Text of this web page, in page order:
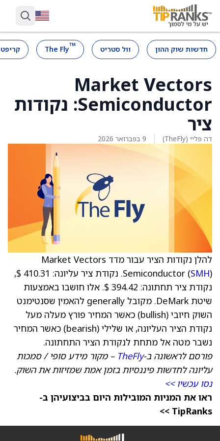
חדשות שוק ההון וול סטריט ™
The Fly
Market Vectors
Semiconductor: נקודות
ציר
דה פליי (TheFly) 9 בפברואר 2026
להלן נקודות הציר עבור מדד Market Vectors
Semiconductor (SMH
). נקודת ציר עליונה: 410.31 $,
נקודת ציר תחתונה: 394.42 $. אלו חושבו באמצעות
שיטת DeMark. מקובל generally להאמין שסנטימנט
השוק חיובי (bullish) כאשר המחיר פורץ מעלה מעל
נקודת הציר העליונה, או שלילי (bearish) כאשר המחיר
נשבר מטה אל מתחת לנקודת הציר התחתונה.
פורסם לראשונה ב-TheFly – מקור מידע סופי / סמכות
עליונה לחדשות פיננסיות בזמן אמת שמזיזות את השוק.
נסו עכשיו >>
ראו את המניות המובילות היום בביצועיהן ב-
TipRanks >>